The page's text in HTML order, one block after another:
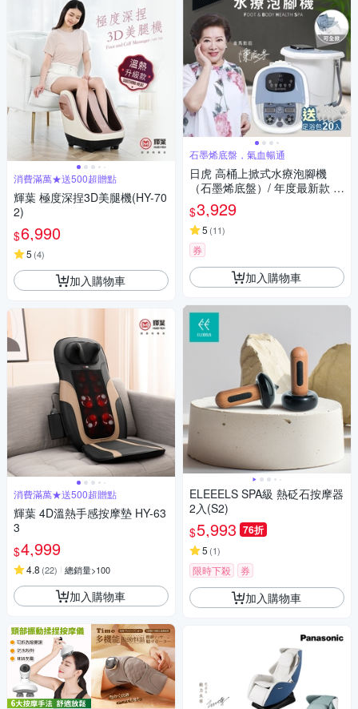
消費滿萬★送500超贈點
輝葉 極度深捏3D美腿機(HY-70
2)
$6,990
5 (4)
加入購物車
消費滿萬★送500超贈點
輝葉 4D溫熱手感按摩墊 HY-63
3
$4,999
4.8 (22) 總銷量>100
加入購物車
石墨烯底盤，氣血暢通
日虎 高桶上掀式水療泡腳機
（石墨烯底盤）/ 年度最新款 送
足浴包20入
$3,929
5 (11)
券
加入購物車
ELEEELS SPA級 熱砭石按摩器
2入(S2)
$5,993 76折
5 (1)
限時下殺 券
加入購物車